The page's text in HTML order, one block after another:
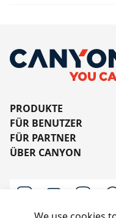
PRODUKTE
FÜR BENUTZER
FÜR PARTNER
ÜBER CANYON